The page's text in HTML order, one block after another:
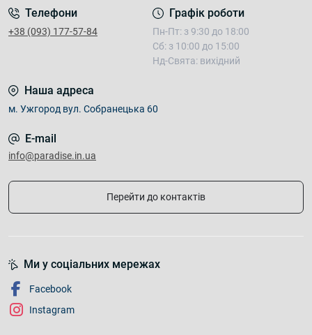
Телефони
+38 (093) 177-57-84
Графік роботи
Пн-Пт: з 9:30 до 18:00
Сб: з 10:00 до 15:00
Нд-Свята: вихідний
Наша адреса
м. Ужгород вул. Собранецька 60
E-mail
info@paradise.in.ua
Перейти до контактів
Ми у соціальних мережах
Facebook
Instagram